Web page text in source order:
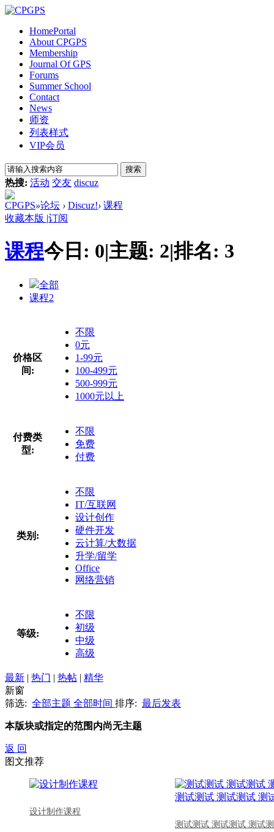
HomePortal
About CPGPS
Membership
Journal Of GPS
Forums
Summer School
Contact
News
师资
列表样式
VIP会员
搜索
热搜: 活动 交友 discuz
CPGPS»论坛 › Discuz!› 课程
收藏本版 |订阅
课程今日: 0|主题: 2|排名: 3
全部
课程2
价格区
间:
不限
0元
1-99元
100-499元
500-999元
1000元以上
付费类
型:
不限
免费
付费
类别:
不限
IT/互联网
设计创作
硬件开发
云计算/大数据
升学/留学
Office
网络营销
等级:
不限
初级
中级
高级
最新 | 热门 | 热帖 | 精华
新窗
筛选: 全部主题 全部时间 排序: 最后发表
本版块或指定的范围内尚无主题
返 回
图文推荐
设计制作课程
测试测试 测试测试 测试